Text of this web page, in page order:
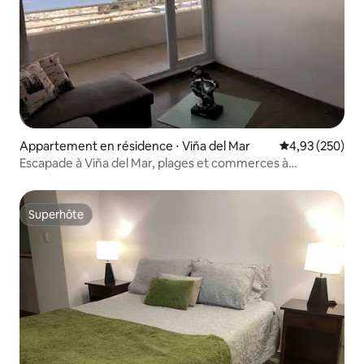
Appartement en résidence ⋅ Viña del Mar Évaluation
4,93 (250)
Escapade à Viña del Mar, plages et commerces à
Superhôte
Superhôte